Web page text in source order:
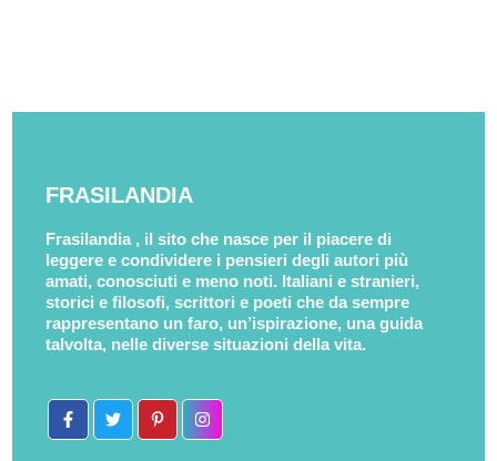
FRASILANDIA
Frasilandia , il sito che nasce per il piacere di
leggere e condividere i pensieri degli autori più
amati, conosciuti e meno noti. Italiani e stranieri,
storici e filosofi, scrittori e poeti che da sempre
rappresentano un faro, un’ispirazione, una guida
talvolta, nelle diverse situazioni della vita.